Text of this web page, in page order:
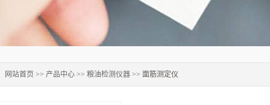
网站首页 >> 产品中心 >> 粮油检测仪器 >> 面筋测定仪